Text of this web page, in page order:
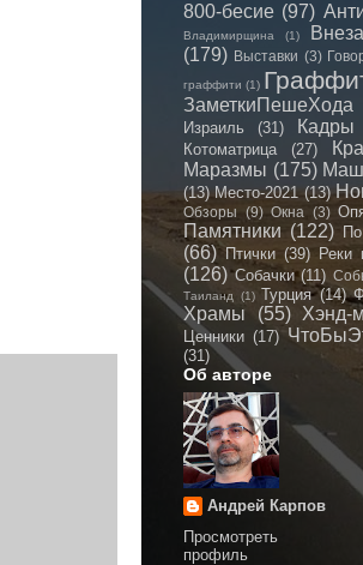
800-бесие (97)
Владимирщина (1)
(179) Выставки (3)
граффити (1)
ЗаметкиПешеХода
Израиль
(31) Кадры
Котоматрица
(27)
Маразмы (175)
(13) Место-2021 (13)
Обзоры (9) Окна (3)
Памятники (122)
(66) Птички (39) Реки
(126) Собачки (11)
Таиланд (1) Турция (14)
Храмы (55) Хэнд-
Ценники (17)
(31)
Об авторе
Андрей Карпов
Просмотреть
профиль